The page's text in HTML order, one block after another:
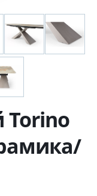
Torino